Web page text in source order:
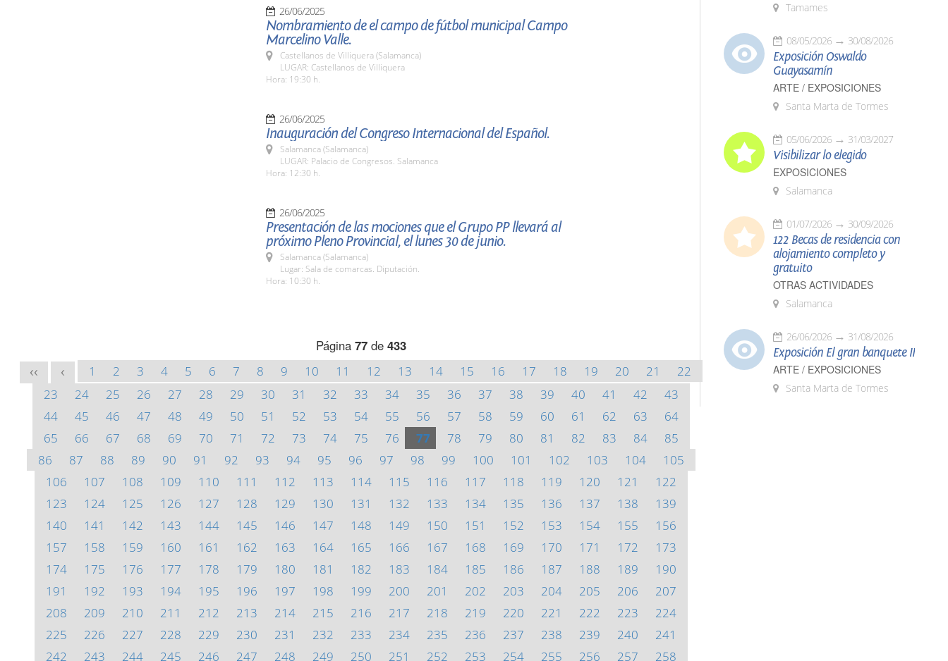
26/06/2025
Nombramiento de el campo de fútbol municipal Campo
Marcelino Valle.
Castellanos de Villiquera (Salamanca)
LUGAR: Castellanos de Villiquera
Hora: 19:30 h.
26/06/2025
Inauguración del Congreso Internacional del Español.
Salamanca (Salamanca)
LUGAR: Palacio de Congresos. Salamanca
Hora: 12:30 h.
26/06/2025
Presentación de las mociones que el Grupo PP llevará al
próximo Pleno Provincial, el lunes 30 de junio.
Salamanca (Salamanca)
Lugar: Sala de comarcas. Diputación.
Hora: 10:30 h.
Página 77 de 433
<< < 1 2 3 4 5 6 7 8 9 10 11 12 13 14 15 16 17 18 19 20 21
22
23
24 25 26 27 28 29 30 31 32 33 34 35 36 37 38 39 40 41 42
43
44
45 46 47 48 49 50 51 52 53 54 55 56 57 58 59 60 61 62 63
64
65
66 67 68 69 70 71 72 73 74 75 76 77 78 79 80 81 82 83 84
85
86
87 88 89 90 91 92 93 94 95 96 97 98 99 100 101 102 103 104
105
106
107 108 109 110 111 112 113 114 115 116 117 118 119 120 121
122
123
124 125 126 127 128 129 130 131 132 133 134 135 136 137 138
139
140
141 142 143 144 145 146 147 148 149 150 151 152 153 154 155
156
157
158 159 160 161 162 163 164 165 166 167 168 169 170 171 172
173
174
175 176 177 178 179 180 181 182 183 184 185 186 187 188 189
190
191
192 193 194 195 196 197 198 199 200 201 202 203 204 205 206
207
208
209 210 211 212 213 214 215 216 217 218 219 220 221 222 223
224
225
226 227 228 229 230 231 232 233 234 235 236 237 238 239 240
241
242
243 244 245 246 247 248 249 250 251 252 253 254 255 256 257 258
Tamames
08/05/2026 30/08/2026
Exposición Oswaldo
Guayasamín
ARTE / EXPOSICIONES
Santa Marta de Tormes
05/06/2026 31/03/2027
Visibilizar lo elegido
EXPOSICIONES
Salamanca
01/07/2026 30/09/2026
122 Becas de residencia con
alojamiento completo y
gratuito
OTRAS ACTIVIDADES
Salamanca
26/06/2026 31/08/2026
Exposición El gran banquete II
ARTE / EXPOSICIONES
Santa Marta de Tormes